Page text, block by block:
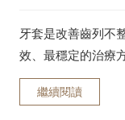
牙套是改善齒列不
效、最穩定的治療
齒，不僅能提升咀
本文將帶你了解牙
繼續閱讀